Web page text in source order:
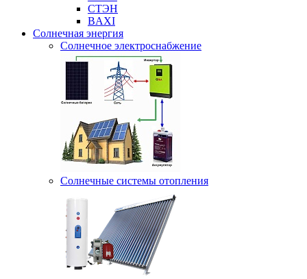
СТЭН
BAXI
Солнечная энергия
Солнечное электроснабжение
Солнечные системы отопления